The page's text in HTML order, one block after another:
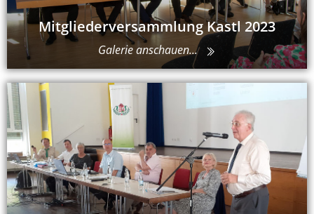
Mitgliederversammlung Kastl 2023
Galerie anschauen...